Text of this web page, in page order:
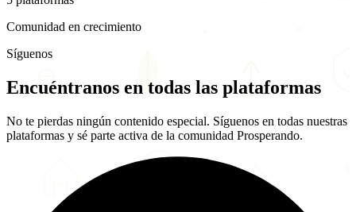
Comunidad en crecimiento
Síguenos
Encuéntranos en todas las plataformas
No te pierdas ningún contenido especial. Síguenos en todas nuestras
plataformas y sé parte activa de la comunidad Prosperando.